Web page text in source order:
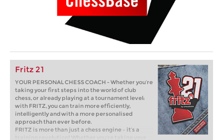
Fritz 21
YOUR PERSONAL CHESS COACH - Whether you’re
taking your first steps into the world of club
chess, or already playing at a tournament level:
with FRITZ, you can train more efficiently,
intelligently and with a more personalised
approach than ever before.
FRITZ is more than just a chess engine – it’s a
training revolution! Whether you’re taking your